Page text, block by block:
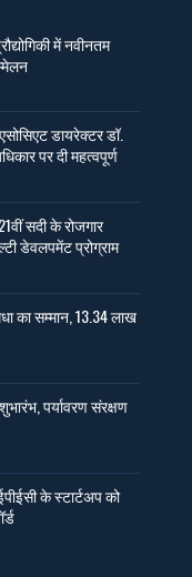
में नवीनतम
डायरेक्टर डॉ.
पर दी महत्वपूर्ण
सदी के रोजगार
डेवलपमेंट प्रोग्राम
का सम्मान, 13.34 लाख
पर्यावरण संरक्षण
के स्टार्टअप को